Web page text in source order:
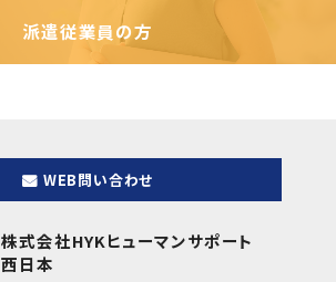
派遣従業員の方
WEB問い合わせ
株式会社HYKヒューマンサポート
西日本